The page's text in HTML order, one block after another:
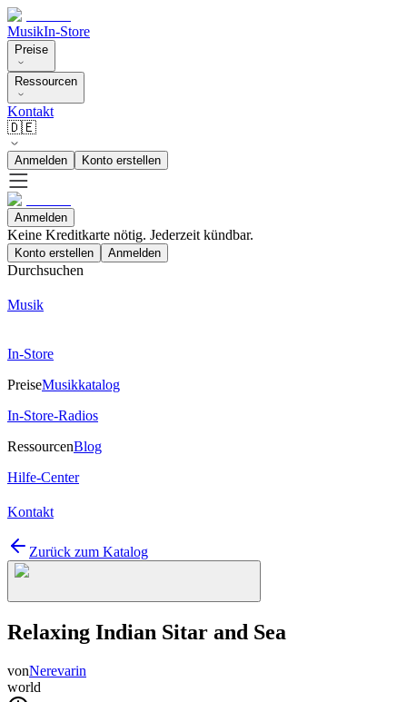
MusikIn-Store
Preise
Ressourcen
Kontakt
🇩🇪
Anmelden Konto erstellen
Anmelden
Keine Kreditkarte nötig. Jederzeit kündbar.
Konto erstellen Anmelden
Durchsuchen
Musik
In-Store
PreiseMusikkatalog
In-Store-Radios
RessourcenBlog
Hilfe-Center
Kontakt
Zurück zum Katalog
Relaxing Indian Sitar and Sea
vonNerevarin
world